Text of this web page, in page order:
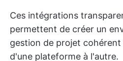
Ces intégrations
permettent de créer un
gestion de projet cohérent
d'une plateforme à l'autre.